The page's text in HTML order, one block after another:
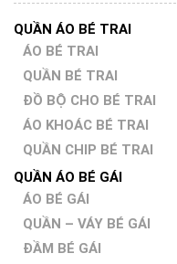
QUẦN ÁO BÉ TRAI
ÁO BÉ TRAI
QUẦN BÉ TRAI
ĐỒ BỘ CHO BÉ TRAI
ÁO KHOÁC BÉ TRAI
QUẦN CHIP BÉ TRAI
QUẦN ÁO BÉ GÁI
ÁO BÉ GÁI
QUẦN – VÁY BÉ GÁI
ĐẦM BÉ GÁI